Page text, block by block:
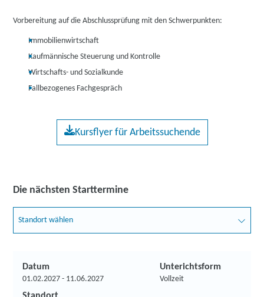
Vorbereitung auf die Abschlussprüfung mit den Schwerpunkten:
Immobilienwirtschaft
Kaufmännische Steuerung und Kontrolle
Wirtschafts- und Sozialkunde
Fallbezogenes Fachgespräch
Kursflyer für Arbeitssuchende
Die nächsten Starttermine
Standort wählen
Datum
01.02.2027 - 11.06.2027
Unterichtsform
Vollzeit